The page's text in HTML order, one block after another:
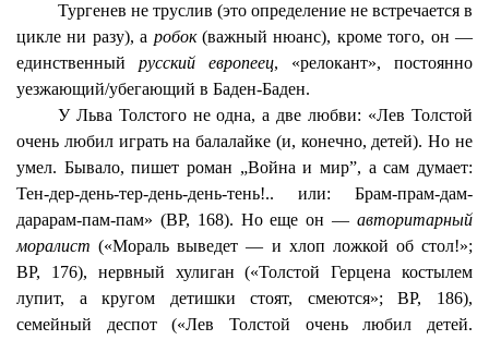
Тургенев не труслив (это определение не встречается в
цикле ни разу), а робок(важный нюанс), кроме того, он —
единственный русский европеец, «релокант», постоянно
уезжающий/убегающий в Баден-Баден.
У Льва Толстого не одна, а две любви: «Лев Толстой
очень любил играть на балалайке (и, конечно, детей). Но не
умел. Бывало, пишет роман „Война и мир”, а сам думает:
Тен-дер-день-тер-день-день-тень!.. или: Брам-прам-дам-
дарарам-пам-пам» (ВР, 168). Но еще он — авторитарный
моралист («Мораль выведет — и хлоп ложкой об стол!»;
ВР, 176), нервный хулиган («Толстой Герцена костылем
лупит, а кругом детишки стоят, смеются»; ВР, 186),
семейный деспот («Лев Толстой очень любил детей.